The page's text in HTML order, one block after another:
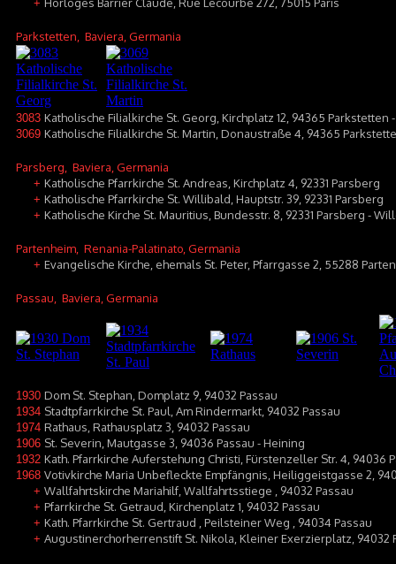
+
Parkstetten , Baviera, Germania
3083 Katholische Filialkirche St. Georg, Kirchplatz 12, 94365
3069 Katholische Filialkirche St. Martin, Donaustraße 4, 94365
Parsberg , Baviera, Germania
+ Katholische Pfarrkirche St. Andreas, Kirchplatz 4, 92331 Parsberg
+ Katholische Pfarrkirche St. Willibald, Hauptstr. 39, 92331 Parsberg
+ Katholische Kirche St. Mauritius, Bundesstr. 8, 92331 Parsberg -
Partenheim , Renania-Palatinato, Germania
+ Evangelische Kirche, ehemals St. Peter, Pfarrgasse 2, 55288
Passau , Baviera, Germania
1930 Dom St. Stephan, Domplatz 9, 94032 Passau
1934 Stadtpfarrkirche St. Paul, Am Rindermarkt, 94032 Passau
1974 Rathaus, Rathausplatz 3, 94032 Passau
1906 St. Severin, Mautgasse 3, 94036 Passau - Heining
1932 Kath. Pfarrkirche Auferstehung Christi, Fürstenzeller Str. 4, 94036
1968 Votivkirche Maria Unbefleckte Empfängnis, Heiliggeistgasse 2,
+ Wallfahrtskirche Mariahilf, Wallfahrtsstiege , 94032 Passau
+ Pfarrkirche St. Getraud, Kirchenplatz 1, 94032 Passau
+ Kath. Pfarrkirche St. Gertraud , Peilsteiner Weg , 94034 Passau
+ Augustinerchorherrenstift St. Nikola, Kleiner Exerzierplatz, 94032